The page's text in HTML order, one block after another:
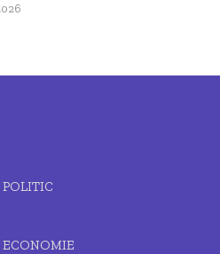
POLITIC
ECONOMIE